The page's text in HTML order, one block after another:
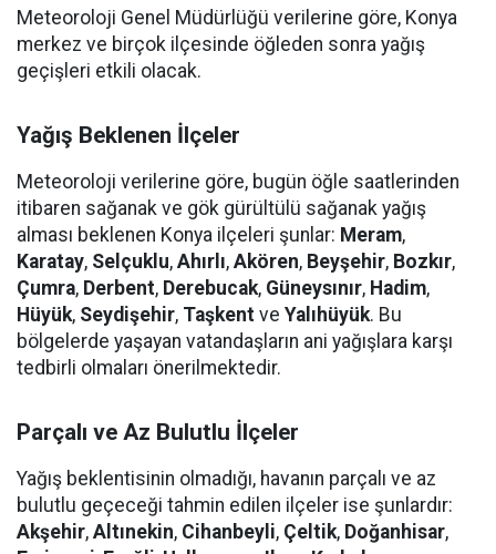
Meteoroloji Genel Müdürlüğü verilerine göre, Konya
merkez ve birçok ilçesinde öğleden sonra yağış
geçişleri etkili olacak.
Yağış Beklenen İlçeler
Meteoroloji verilerine göre, bugün öğle saatlerinden
itibaren sağanak ve gök gürültülü sağanak yağış
alması beklenen Konya ilçeleri şunlar: Meram,
Karatay, Selçuklu, Ahırlı, Akören, Beyşehir, Bozkır,
Çumra, Derbent, Derebucak, Güneysınır, Hadim,
Hüyük, Seydişehir, Taşkent ve Yalıhüyük. Bu
bölgelerde yaşayan vatandaşların ani yağışlara karşı
tedbirli olmaları önerilmektedir.
Parçalı ve Az Bulutlu İlçeler
Yağış beklentisinin olmadığı, havanın parçalı ve az
bulutlu geçeceği tahmin edilen ilçeler ise şunlardır:
Akşehir, Altınekin, Cihanbeyli, Çeltik, Doğanhisar,